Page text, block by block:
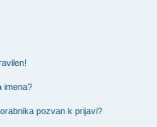
imena?
pozvan k prijavi?